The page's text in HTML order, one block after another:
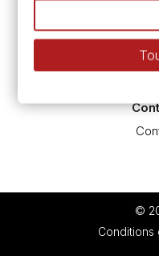
L’aquarelle
Le vocabulaire
Différence entre
Préparer une toile
©